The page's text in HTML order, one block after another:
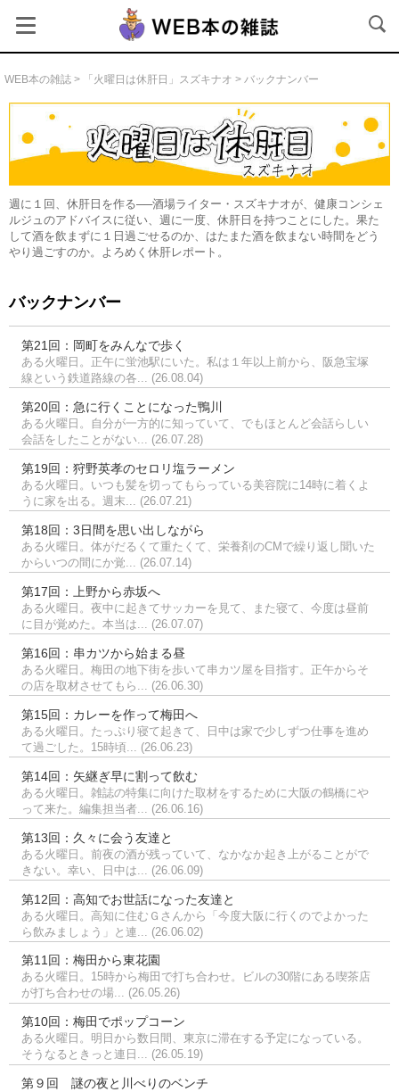
WEB本の雑誌 > 「火曜日は休肝日」スズキナオ > バックナンバー
火曜日は休肝日
週に１回、休肝日を作る──酒場ライター・スズキナオが、健康コンシェ
ルジュのアドバイスに従い、週に一度、休肝日を持つことにした。果た
して酒を飲まずに１日過ごせるのか、はたまた酒を飲まない時間をどう
やり過ごすのか。よろめく休肝レポート。
バックナンバー
第21回：岡町をみんなで歩く
ある火曜日。正午に蛍池駅にいた。私は１年以上前から、阪急宝塚
線という鉄道路線の各... (26.08.04)
第20回：急に行くことになった鴨川
ある火曜日。自分が一方的に知っていて、でもほとんど会話らしい
会話をしたことがない... (26.07.28)
第19回：狩野英孝のセロリ塩ラーメン
ある火曜日。いつも髪を切ってもらっている美容院に14時に着くよ
うに家を出る。週末... (26.07.21)
第18回：3日間を思い出しながら
ある火曜日。体がだるくて重たくて、栄養剤のCMで繰り返し聞いた
からいつの間にか覚... (26.07.14)
第17回：上野から赤坂へ
ある火曜日。夜中に起きてサッカーを見て、また寝て、今度は昼前
に目が覚めた。本当は... (26.07.07)
第16回：串カツから始まる昼
ある火曜日。梅田の地下街を歩いて串カツ屋を目指す。正午からそ
の店を取材させてもら... (26.06.30)
第15回：カレーを作って梅田へ
ある火曜日。たっぷり寝て起きて、日中は家で少しずつ仕事を進め
て過ごした。15時頃... (26.06.23)
第14回：矢継ぎ早に割って飲む
ある火曜日。雑誌の特集に向けた取材をするために大阪の鶴橋にや
って来た。編集担当者... (26.06.16)
第13回：久々に会う友達と
ある火曜日。前夜の酒が残っていて、なかなか起き上がることがで
きない。幸い、日中は... (26.06.09)
第12回：高知でお世話になった友達と
ある火曜日。高知に住むＧさんから「今度大阪に行くのでよかった
ら飲みましょう」と連... (26.06.02)
第11回：梅田から東花園
ある火曜日。15時から梅田で打ち合わせ。ビルの30階にある喫茶店
が打ち合わせの場... (26.05.26)
第10回：梅田でポップコーン
ある火曜日。明日から数日間、東京に滞在する予定になっている。
そうなるときっと連日... (26.05.19)
第９回 謎の夜と川べりのベンチ